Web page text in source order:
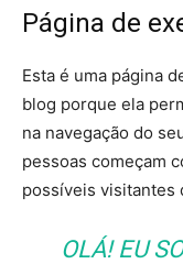
Página de
Esta é uma página
blog porque ela
na navegação do
pessoas começam
possíveis visitantes
OLÁ! EU